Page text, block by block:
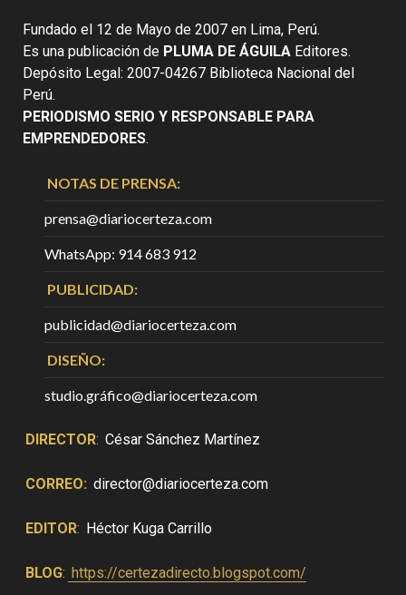
Fundado el 12 de Mayo de 2007 en Lima, Perú.
Es una publicación de PLUMA DE ÁGUILA Editores.
Depósito Legal: 2007-04267 Biblioteca Nacional del
Perú.
PERIODISMO SERIO Y RESPONSABLE PARA
EMPRENDEDORES.
NOTAS DE PRENSA:
prensa@diariocerteza.com
WhatsApp: 914 683 912
PUBLICIDAD:
publicidad@diariocerteza.com
DISEÑO:
studio.gráfico@diariocerteza.com
DIRECTOR: César Sánchez Martínez
CORREO: director@diariocerteza.com
EDITOR: Héctor Kuga Carrillo
BLOG: https://certezadirecto.blogspot.com/